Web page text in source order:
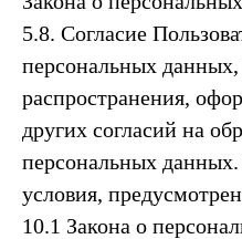
5.8. Согласие
персональных
распространения,
других согласий на
персональных
условия,
10.1 Закона о